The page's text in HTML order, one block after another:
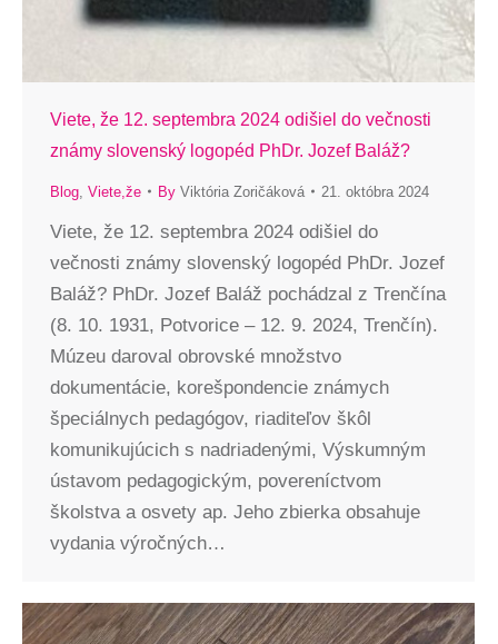
Viete, že 12. septembra 2024 odišiel do večnosti
známy slovenský logopéd PhDr. Jozef Baláž?
Blog Viete,že By Viktória Zoričáková 21. októbra 2024
Viete, že 12. septembra 2024 odišiel do
večnosti známy slovenský logopéd PhDr. Jozef
Baláž? PhDr. Jozef Baláž pochádzal z Trenčína
(8. 10. 1931, Potvorice – 12. 9. 2024, Trenčín).
Múzeu daroval obrovské množstvo
dokumentácie, korešpondencie známych
špeciálnych pedagógov, riaditeľov škôl
komunikujúcich s nadriadenými, Výskumným
ústavom pedagogickým, povereníctvom
školstva a osvety ap. Jeho zbierka obsahuje
vydania výročných…